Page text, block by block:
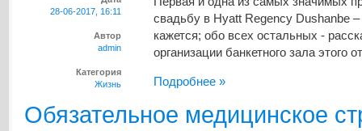
28-06-2017, 16:11
Автор
admin
Категория
Жизнь
свадьбу в Hyatt Regency Dushanbe –
кажется; обо всех остальных -
организации банкетного зала этого
Подробнее »
Обязательное медицинское